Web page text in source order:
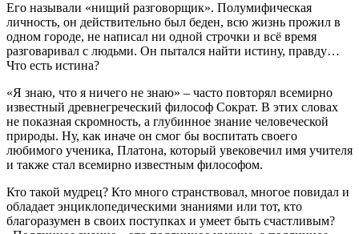
Его называли «нищий разговорщик». Полумифическая
личность, он действительно был беден, всю жизнь прожил в
одном городе, не написал ни одной строчки и всё время
разговаривал с людьми. Он пытался найти истину, правду…
Что есть истина?
«Я знаю, что я ничего не знаю» – часто повторял всемирно
известный древнегреческий философ Сократ. В этих словах
не показная скромность, а глубинное знание человеческой
природы. Ну, как иначе он смог бы воспитать своего
любимого ученика, Платона, который увековечил имя учителя
и также стал всемирно известным философом.
Кто такой мудрец? Кто много странствовал, многое повидал и
обладает энциклопедическими знаниями или тот, кто
благоразумен в своих поступках и умеет быть счастливым?